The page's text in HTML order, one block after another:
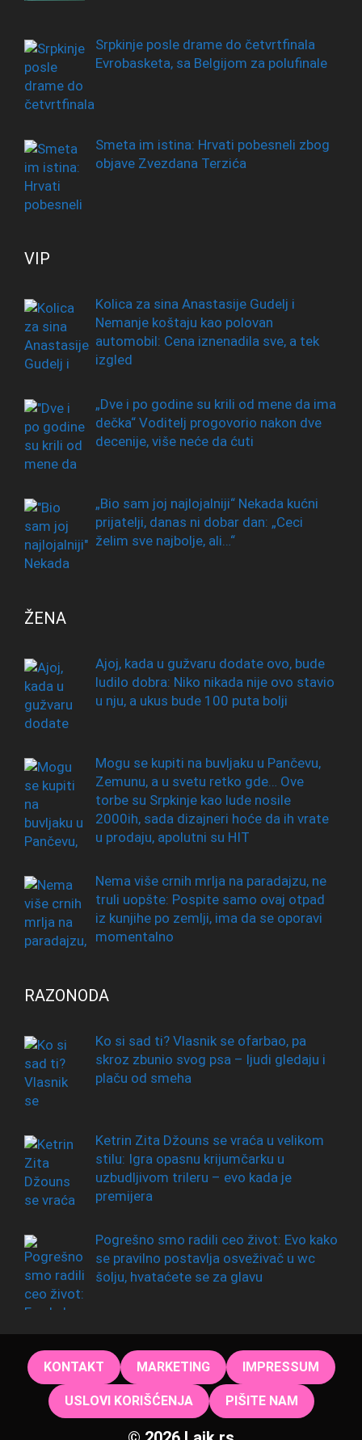
Srpkinje posle drame do četvrtfinala
Evrobasketa, sa Belgijom za polufinale
Smeta im istina: Hrvati pobesneli zbog
objave Zvezdana Terzića
VIP
Kolica za sina Anastasije Gudelj i
Nemanje koštaju kao polovan
automobil: Cena iznenadila sve, a tek
izgled
„Dve i po godine su krili od mene da ima
dečka“ Voditelj progovorio nakon dve
decenije, više neće da ćuti
„Bio sam joj najlojalniji“ Nekada kućni
prijatelji, danas ni dobar dan: „Ceci
želim sve najbolje, ali…“
ŽENA
Ajoj, kada u gužvaru dodate ovo, bude
ludilo dobra: Niko nikada nije ovo stavio
u nju, a ukus bude 100 puta bolji
Mogu se kupiti na buvljaku u Pančevu,
Zemunu, a u svetu retko gde… Ove
torbe su Srpkinje kao lude nosile
2000ih, sada dizajneri hoće da ih vrate
u prodaju, apolutni su HIT
Nema više crnih mrlja na paradajzu, ne
truli uopšte: Pospite samo ovaj otpad
iz kunjihe po zemlji, ima da se oporavi
momentalno
RAZONODA
Ko si sad ti? Vlasnik se ofarbao, pa
skroz zbunio svog psa – ljudi gledaju i
plaču od smeha
Ketrin Zita Džouns se vraća u velikom
stilu: Igra opasnu krijumčarku u
uzbudljivom trileru – evo kada je
premijera
Pogrešno smo radili ceo život: Evo kako
se pravilno postavlja osveživač u wc
šolju, hvataćete se za glavu
KONTAKT MARKETING IMPRESSUM
USLOVI KORIŠĆENJA PIŠITE NAM